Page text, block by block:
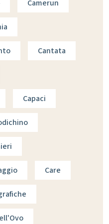
Camerun
Cantata
Capaci
Care